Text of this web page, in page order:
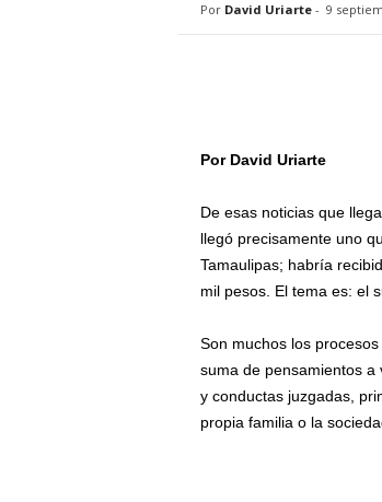
Por David Uriarte- 9
Por David Uriarte
De esas noticias que
llegó precisamente uno
Tamaulipas; habría
mil pesos. El tema es: el
Son muchos los
suma de pensamientos a
y conductas juzgadas,
propia familia o la